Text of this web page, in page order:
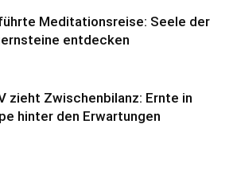
Meditationsreise: Seele der
entdecken
zieht Zwischenbilanz: Ernte in
hinter den Erwartungen